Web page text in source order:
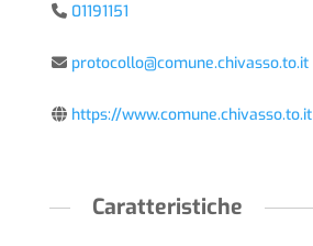
01191151
protocollo@comune.chivasso.to.it
https://www.comune.chivasso.to.it
Caratteristiche